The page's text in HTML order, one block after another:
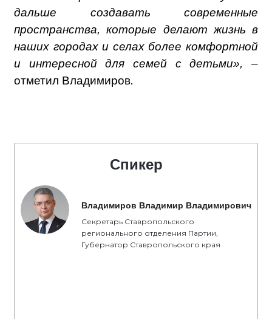
дальше создавать современные
пространства, которые делают жизнь в
наших городах и селах более комфортной
и интересной для семей с детьми», –
отметил Владимиров.
Спикер
Владимиров Владимир Владимирович
Секретарь Ставропольского
регионального отделения Партии,
Губернатор Ставропольского края